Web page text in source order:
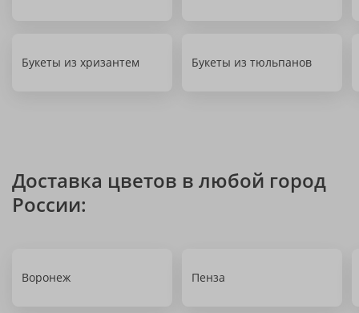
Букеты из хризантем Букеты из тюльпанов
Доставка цветов в любой город
России:
Воронеж Пенза